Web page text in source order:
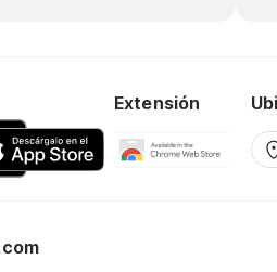
Extensión